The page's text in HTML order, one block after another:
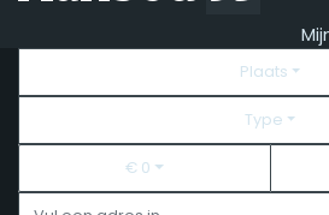
Plaats
Type
€ 0